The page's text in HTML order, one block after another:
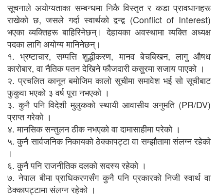
सूचनाले अयोग्यताका सम्बन्धमा निकै विस्तृत र कडा प्रावधानहरू
राखेको छ, जसले गर्दा स्वार्थको द्वन्द्व (Conflict of Interest)
भएका व्यक्तिहरू बाहिरिनेछन्। देहायका अवस्थामा व्यक्ति अध्यक्ष
पदका लागि अयोग्य मानिनेछन्।
१. भ्रष्टाचार, सम्पत्ति शुद्धीकरण, मानव बेचबिखन, लागु औषध
कारोबार, वा नैतिक पतन देखिने फौजदारी कसुरमा सजाय पाएको ।
२. प्रचलित कानून बमोजिम कालो सूचीमा समावेश भई सो सूचीबाट
फुकुवा भएको ३ वर्ष पूरा नभएको ।
३. कुनै पनि विदेशी मुलुकको स्थायी आवासीय अनुमति (PR/DV)
प्राप्त गरेको ।
४. मानसिक सन्तुलन ठीक नभएको वा दामासाहीमा परेको ।
५. कुनै सार्वजनिक निकायको ठेक्कापट्टा वा सम्झौतामा संलग्न रहेको
।
६. कुनै पनि राजनीतिक दलको सदस्य रहेको ।
७. नेपाल बीमा प्राधिकरणसँग कुनै पनि प्रकारको निजी स्वार्थ वा
ठेक्कापट्टामा संलग्न रहेको ।